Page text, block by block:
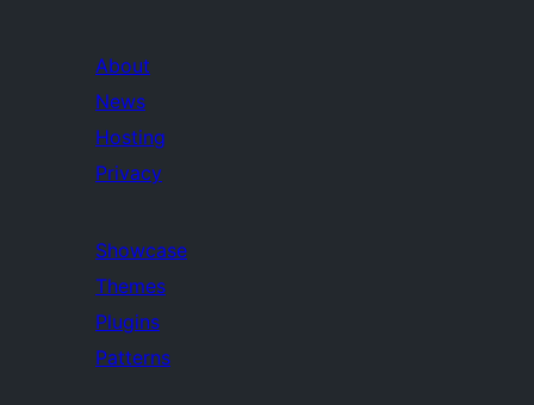
About
News
Hosting
Privacy
Showcase
Themes
Plugins
Patterns